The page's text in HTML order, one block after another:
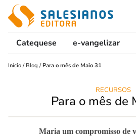
Catequese e-vangelizar
Início / Blog /Para o mês de Maio 31
RECURSOS
Para o mês de
Maria um compromisso de